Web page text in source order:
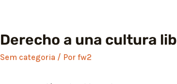
Derecho a una cultura
Sem categoria / Porfw2